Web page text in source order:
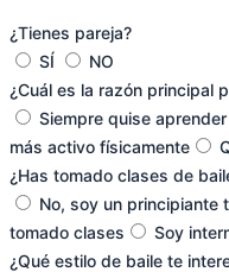
¿Tienes pareja?
SÍ
NO
¿Cuál es la razón principal
Siempre quise aprender
más activo físicamente
¿Has tomado clases de
No, soy un principiante
tomado clases
Soy
¿Qué estilo de baile te